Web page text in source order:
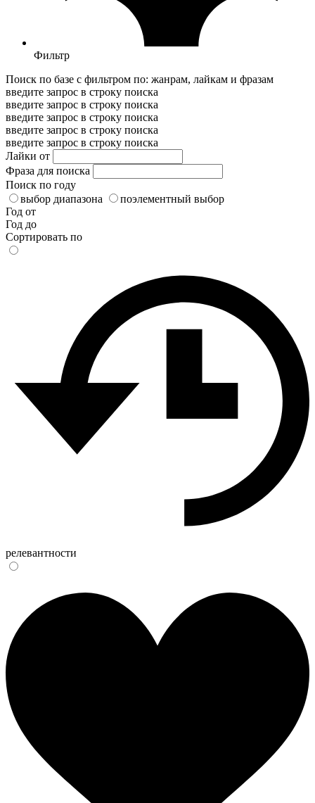
Фильтр
Поиск по базе с фильтром по: жанрам, лайкам и фразам
введите запрос в строку поиска
введите запрос в строку поиска
введите запрос в строку поиска
введите запрос в строку поиска
введите запрос в строку поиска
Лайки от
Фраза для поиска
Поиск по году
выбор диапазона
поэлементный выбор
Год от
Год до
Сортировать по
релевантности